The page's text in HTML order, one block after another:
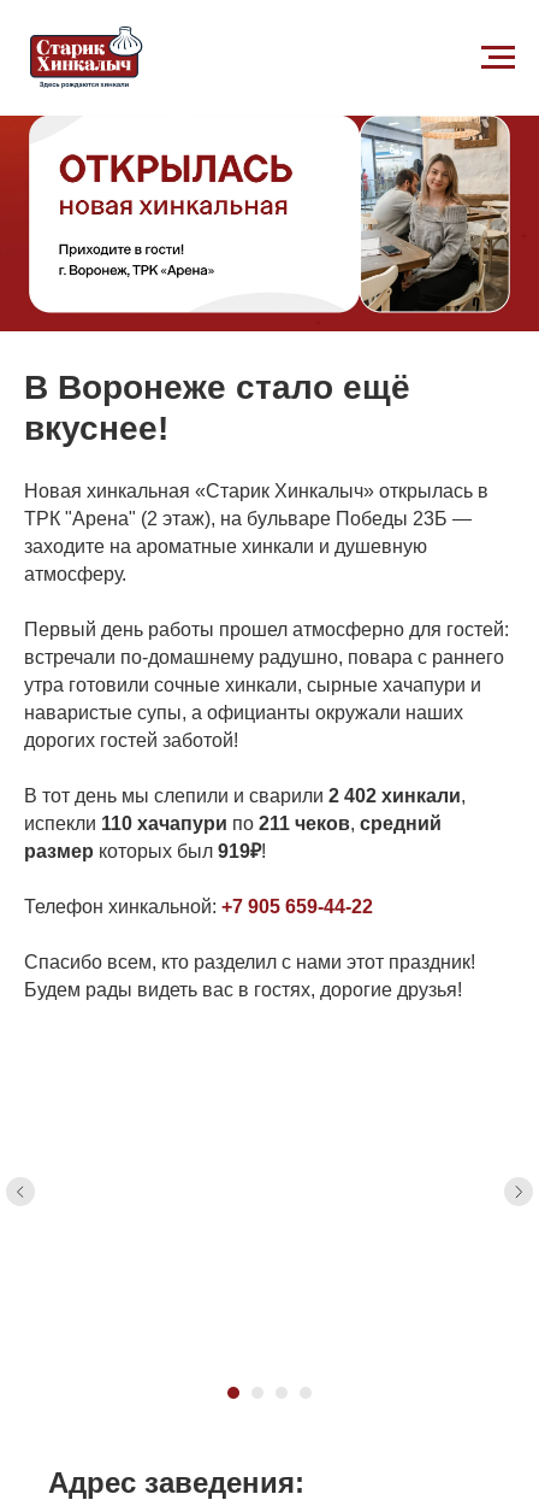
В Воронеже стало ещё
вкуснее!
Новая хинкальная «Старик Хинкалыч» открылась в
ТРК "Арена" (2 этаж), на бульваре Победы 23Б —
заходите на ароматные хинкали и душевную
атмосферу.
Первый день работы прошел атмосферно для гостей:
встречали по-домашнему радушно, повара с раннего
утра готовили сочные хинкали, сырные хачапури и
наваристые супы, а официанты окружали наших
дорогих гостей заботой!
В тот день мы слепили и сварили 2 402 хинкали,
испекли 110 хачапури по 211 чеков, средний
размер которых был 919₽!
Телефон хинкальной: +7 905 659-44-22
Спасибо всем, кто разделил с нами этот праздник!
Будем рады видеть вас в гостях, дорогие друзья!
Адрес заведения: